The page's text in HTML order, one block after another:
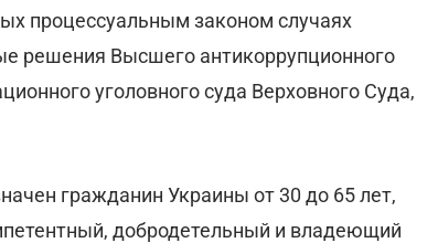
процессуальным законом случаях
решения Высшего антикоррупционного
уголовного суда Верховного Суда,
гражданин Украины от 30 до 65 лет,
добродетельный и владеющий